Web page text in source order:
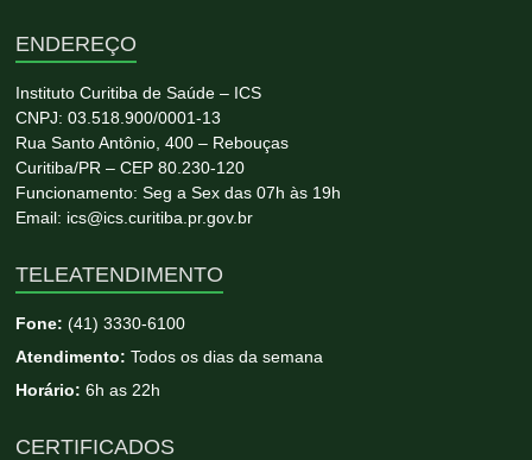
ENDEREÇO
Instituto Curitiba de Saúde – ICS
CNPJ: 03.518.900/0001-13
Rua Santo Antônio, 400 – Rebouças
Curitiba/PR – CEP 80.230-120
Funcionamento: Seg a Sex das 07h às 19h
Email: ics@ics.curitiba.pr.gov.br
TELEATENDIMENTO
Fone:(41) 3330-6100
Atendimento: Todos os dias da semana
Horário: 6h as 22h
CERTIFICADOS